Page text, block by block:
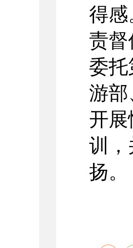
得感
责督
委托
游部
开
训，
扬。